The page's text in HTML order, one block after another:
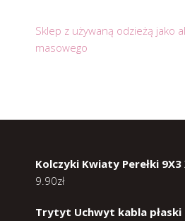
Sklep z używaną odzieżą jako
masowego
Kolczyki Kwiaty Perełki 9X3
9.90zł
Trytyt Uchwyt kabla płaski